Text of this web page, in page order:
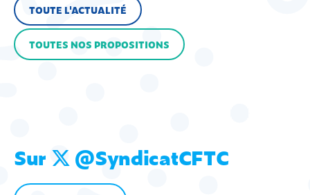
TOUTE L'ACTUALITÉ
TOUTES NOS PROPOSITIONS
Sur @SyndicatCFTC